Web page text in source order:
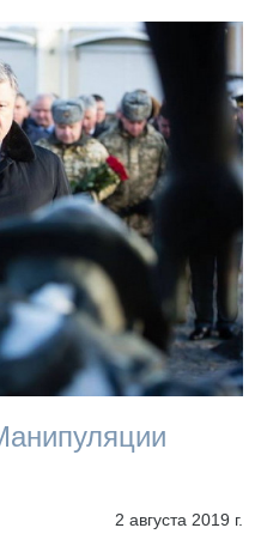
2 августа 2019 г.